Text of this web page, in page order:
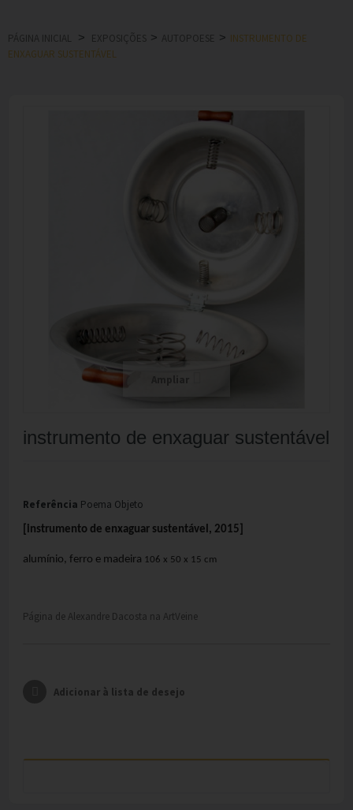
PÁGINA INICIAL > EXPOSIÇÕES > AUTOPOESE > INSTRUMENTO DE
ENXAGUAR SUSTENTÁVEL
instrumento de enxaguar sustentável
Referência Poema Objeto
[instrumento de enxaguar sustentável, 2015]
alumínio, ferro e madeira 106 x 50 x 15 cm
Página de Alexandre Dacosta na ArtVeine
Adicionar à lista de desejo